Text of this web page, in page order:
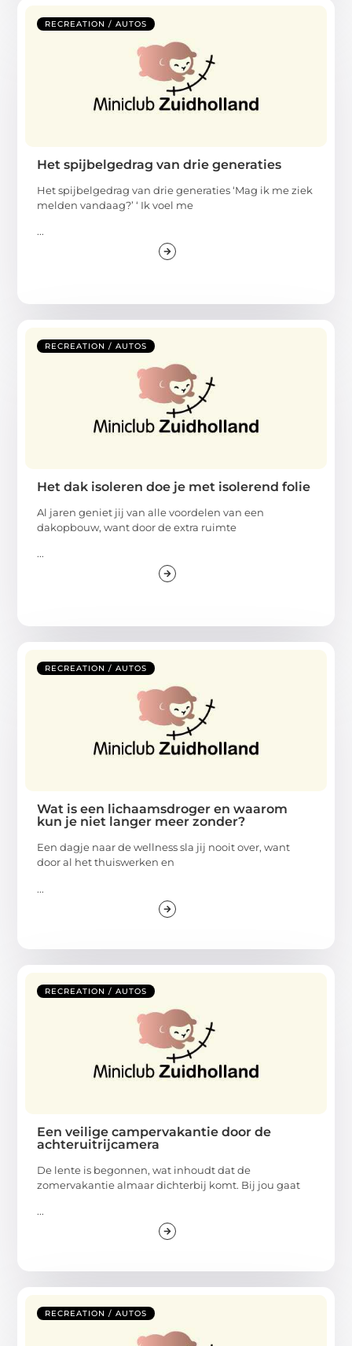
RECREATION / AUTOS
Het spijbelgedrag van drie generaties
Het spijbelgedrag van drie generaties ‘Mag ik me ziek
melden vandaag?’ ‘ Ik voel me
...
RECREATION / AUTOS
Het dak isoleren doe je met isolerend folie
Al jaren geniet jij van alle voordelen van een
dakopbouw, want door de extra ruimte
...
RECREATION / AUTOS
Wat is een lichaamsdroger en waarom
kun je niet langer meer zonder?
Een dagje naar de wellness sla jij nooit over, want
door al het thuiswerken en
...
RECREATION / AUTOS
Een veilige campervakantie door de
achteruitrijcamera
De lente is begonnen, wat inhoudt dat de
zomervakantie almaar dichterbij komt. Bij jou gaat
...
RECREATION / AUTOS